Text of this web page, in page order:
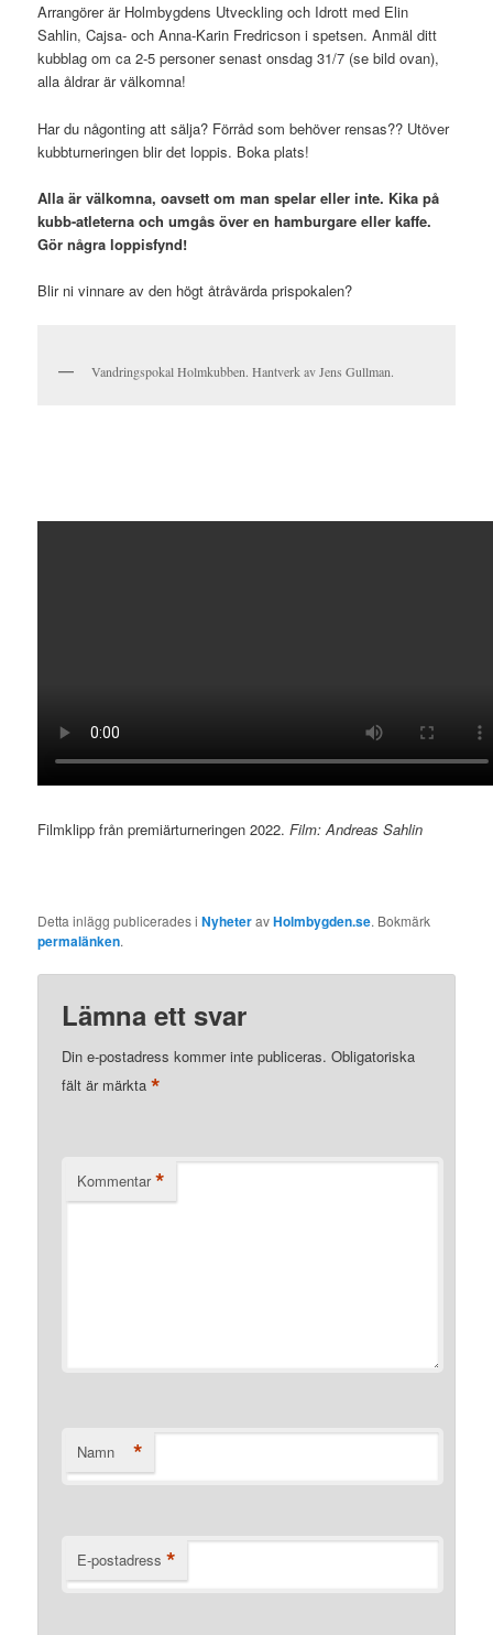
Arrangörer är Holmbygdens Utveckling och Idrott med Elin
Sahlin, Cajsa- och Anna-Karin Fredricson i spetsen. Anmäl ditt
kubblag om ca 2-5 personer senast onsdag 31/7 (se bild ovan),
alla åldrar är välkomna!
Har du någonting att sälja? Förråd som behöver rensas?? Utöver
kubbturneringen blir det loppis. Boka plats!
Alla är välkomna, oavsett om man spelar eller inte. Kika på
kubb-atleterna och umgås över en hamburgare eller kaffe.
Gör några loppisfynd!
Blir ni vinnare av den högt åtråvärda prispokalen?
Vandringspokal Holmkubben. Hantverk av Jens Gullman.
Filmklipp från premiärturneringen 2022.Film: Andreas Sahlin
Detta inlägg publicerades iNyheteravHolmbygden.se. Bokmärk
permalänken.
Lämna ett svar
Din e-postadress kommer inte publiceras. Obligatoriska
fält är märkta*
Kommentar *
Namn *
E-postadress *